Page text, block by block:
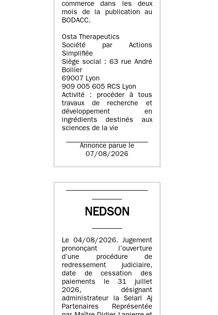
commerce dans les deux
mois de la publication au
BODACC.
Osta Therapeutics
Société par Actions
Simplifiée
Siège social : 63 rue André
Bollier
69007 Lyon
909 005 605 RCS Lyon
Activité : procéder à tous
travaux de recherche et
développement en
ingrédients destinés aux
sciences de la vie
Annonce parue le
07/08/2026
NEDSON
Le 04/08/2026. Jugement
prononçant l’ouverture
d’une procédure de
redressement judiciaire,
date de cessation des
paiements le 31 juillet
2026, désignant
administrateur la Selarl Aj
Partenaires Représentée